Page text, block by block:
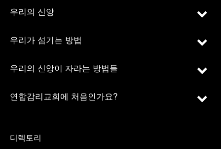
우리의 신앙
우리가 섬기는 방법
우리의 신앙이 자라는 방법들
연합감리교회에 처음인가요?
디렉토리